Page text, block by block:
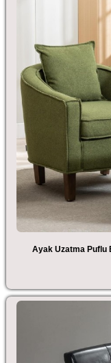
Ayak Uzatma Puflu